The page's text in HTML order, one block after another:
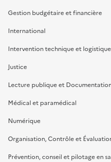
Gestion budgétaire et financière
International
Intervention technique et logistique
Justice
Lecture publique et
Médical et paramédical
Numérique
Organisation, Contrôle et
Prévention, conseil et pilotage en